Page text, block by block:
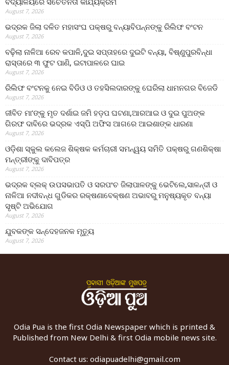
August 7, 2026
ଭଦ୍ରକ ଜିଲା ଦଳିତ ମହାସଂଘ ପକ୍ଷରୁ ବନ୍ୟାବିପନ୍ନଙ୍କୁ ରିଲିଫ ବଂଟନ
August 7, 2026
ବଢ଼ିଲା ନାଳିଆ ରେବ କପାଳି,ଦୁଇ ସପ୍ତାହରେ ଦୁଇଟି ବନ୍ୟା, ବିଷ୍ଣୁପୁରବିନ୍ଧା
ରାସ୍ତାରେ ୩ ଫୁଟ ପାଣି, ଇଟାପାଳରେ ଘାଇ
August 7, 2026
ରିଲିଫ ବଂଟନକୁ ନେଇ ବିଡିଓ ଓ ତହସିଲଦାରଙ୍କୁ ଘେରିଲା ଧାମନଗର ବିଜେଡି
August 7, 2026
ଜୀବିତ ମା’ଙ୍କୁ ମୃତ ଦର୍ଶାଇ ଜମି ହଡ଼ପ ଘଟଣା,ଆରଆଇ ଓ ଦୁଇ ପୁଅଙ୍କ
ଗିରଫ ଦାବିରେ ଭଦ୍ରକ ଏସ୍‌ପି ଅଫିସ ଆଗରେ ଆଇଶାଙ୍କ ଧାରଣା
August 7, 2026
ଓଡ଼ିଶା ସ୍କୁଲ କଲେଜ ଶିକ୍ଷକ କର୍ମଚାରୀ ସମନ୍ୱୟ ସମିତି ପକ୍ଷରୁ ଗଣଶିକ୍ଷା
ମନ୍ତ୍ରୀଙ୍କୁ ଦାବିପତ୍ର
August 7, 2026
ଭଦ୍ରକ ବ୍ଲକ୍ ଉପସଭାପତି ଓ ସରପଂଚ ଜିଲାପାଳଙ୍କୁ ଭେଟିଲେ,ସାଳନ୍ଦୀ ଓ
ନାଳିଆ ନଦୀବନ୍ଧ ଗୁଡିକର ରକ୍ଷଣାବେକ୍ଷଣ ଅଭାବରୁ ମନୁଷ୍ୟକୃତ ବନ୍ୟା
ସୃଷ୍ଟି ଅଭିଯୋଗ
August 7, 2026
ଯୁବକଙ୍କ ସନ୍ଦେହଜନକ ମୃତ୍ୟୁ
August 7, 2026
Odia Pua is the first Odia Newspaper which is printed &
Published from New Delhi & first Odia mobile news site.
Contact us: odiapuadelhi@gmail.com